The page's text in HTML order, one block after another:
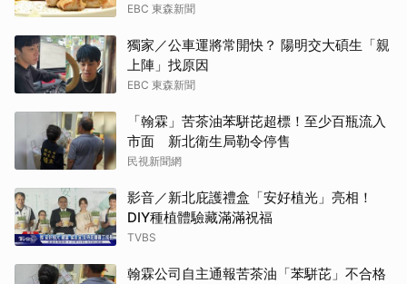
EBC 東森新聞
獨家／公車運將常開快？ 陽明交大碩生「親
上陣」找原因
EBC 東森新聞
「翰霖」苦茶油苯駢芘超標！至少百瓶流入
市面 新北衛生局勒令停售
民視新聞網
影音／新北庇護禮盒「安好植光」亮相！
DIY種植體驗藏滿滿祝福
TVBS
翰霖公司自主通報苦茶油「苯駢芘」不合格